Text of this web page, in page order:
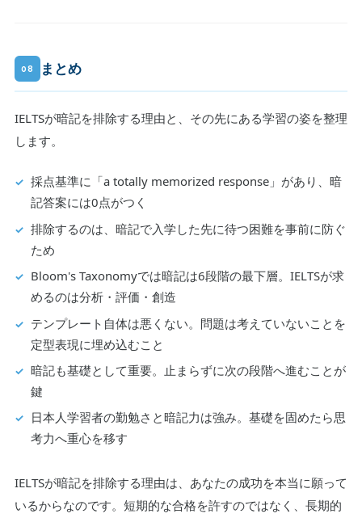
08 まとめ
IELTSが暗記を排除する理由と、その先にある学習の姿を整理
します。
採点基準に「a totally memorized response」があり、暗
記答案には0点がつく
排除するのは、暗記で入学した先に待つ困難を事前に防ぐ
ため
Bloom's Taxonomyでは暗記は6段階の最下層。IELTSが求
めるのは分析・評価・創造
テンプレート自体は悪くない。問題は考えていないことを
定型表現に埋め込むこと
暗記も基礎として重要。止まらずに次の段階へ進むことが
鍵
日本人学習者の勤勉さと暗記力は強み。基礎を固めたら思
考力へ重心を移す
IELTSが暗記を排除する理由は、あなたの成功を本当に願って
いるからなのです。短期的な合格を許すのではなく、長期的